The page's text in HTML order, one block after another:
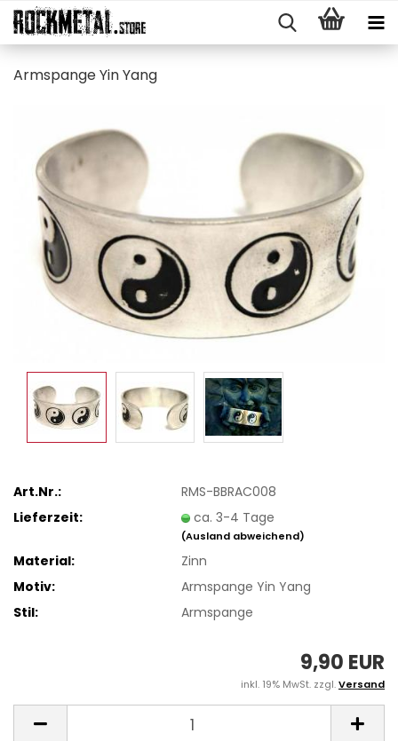
Arm­span­ge Yin Yang
Art.Nr.:
RMS-BBRAC008
Lieferzeit:
ca. 3-4 Tage
(Ausland abweichend)
Material:
Zinn
Motiv:
Armspange Yin Yang
Stil:
Armspange
9,90 EUR
inkl. 19% MwSt. zzgl.Versand